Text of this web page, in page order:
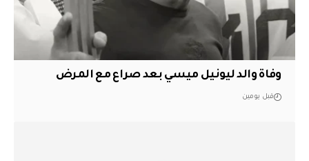
وفاة والد ليونيل ميسي بعد صراع مع المرض
قبل يومين